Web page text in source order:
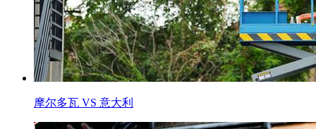
摩尔多瓦 VS 意大利